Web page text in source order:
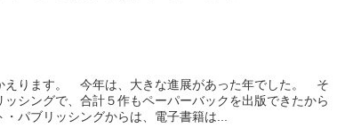
えります。 今年は、大きな進展があった年でした。 そ
シングで、合計５作もペーパーバックを出版できたから
パブリッシングからは、電子書籍は...